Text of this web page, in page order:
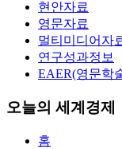
현안자료
영문자료
멀티미디어자
연구성과정보
EAER(영문학
오늘의 세계경제
홈